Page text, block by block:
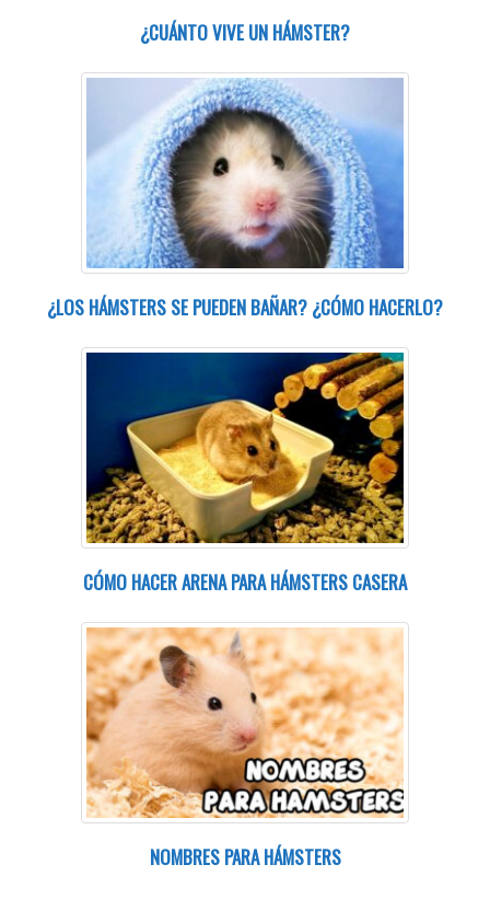
¿CUÁNTO VIVE UN HÁMSTER?
¿LOS HÁMSTERS SE PUEDEN BAÑAR? ¿CÓMO HACERLO?
CÓMO HACER ARENA PARA HÁMSTERS CASERA
NOMBRES PARA HÁMSTERS